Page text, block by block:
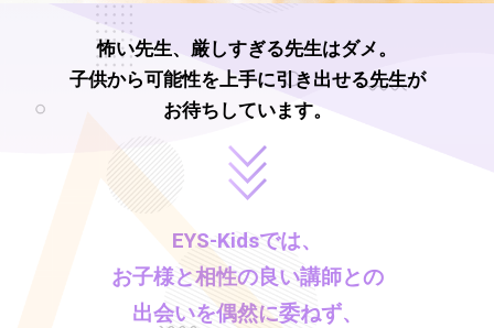
怖い先生、厳しすぎる先生はダメ。
子供から可能性を上手に引き出せる先生が
お待ちしています。
EYS-Kidsでは、
お子様と相性の良い講師との
出会いを偶然に委ねず、